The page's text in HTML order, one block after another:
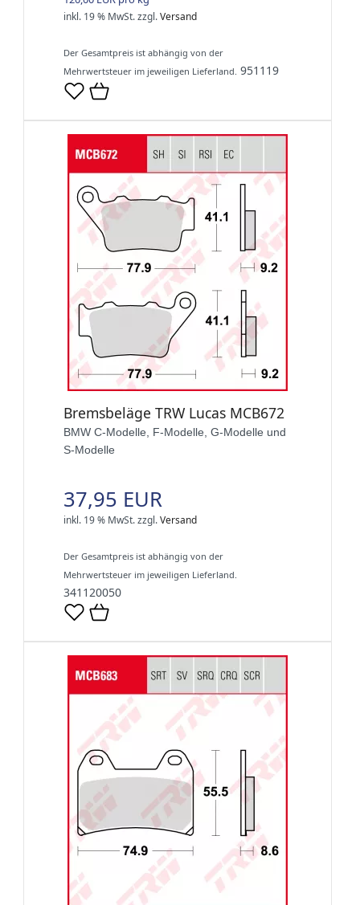
inkl. 19 % MwSt.zzgl.Versand
Der Gesamtpreis ist abhängig von der
Mehrwertsteuer im jeweiligen Lieferland. 951119
Bremsbeläge TRW Lucas MCB672
BMW C-Modelle, F-Modelle, G-Modelle und
S-Modelle
37,95 EUR
inkl. 19 % MwSt.zzgl.Versand
Der Gesamtpreis ist abhängig von der
Mehrwertsteuer im jeweiligen Lieferland.
341120050